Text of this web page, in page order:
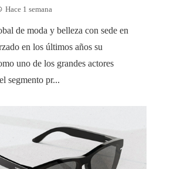
Hace 1 semana
de moda y belleza con sede en
en los últimos años su
uno de los grandes actores
segmento pr...